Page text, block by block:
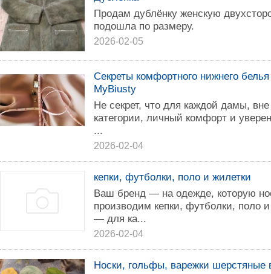
Продам дублёнку женскую
подошла по размеру.
2026-02-05
Секреты комфортного нижнего
MyBiusty
Не секрет, что для каждой дамы,
категории, личный комфорт и
...
2026-02-04
кепки, футболки, поло и жилетки
Ваш бренд — на одежде, которую
производим кепки, футболки, поло
— для ка...
2026-02-04
Носки, гольфы, варежки шерстяные